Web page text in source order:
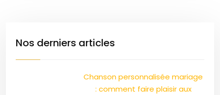
Nos derniers articles
Chanson personnalisée mariage
: comment faire plaisir aux